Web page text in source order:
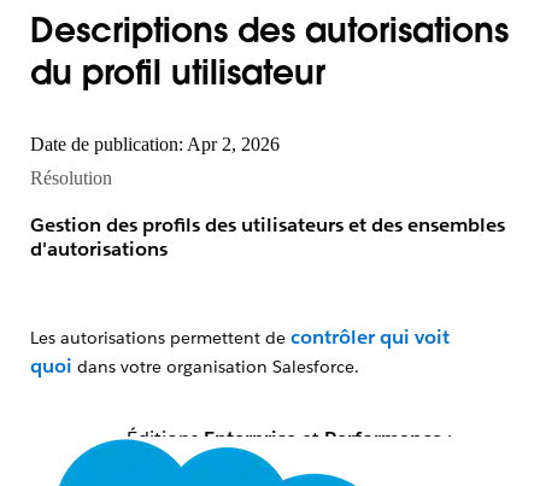
Descriptions des autorisations
du profil utilisateur
Date de publication: Apr 2, 2026
Résolution
Gestion des profils des utilisateurs et des ensembles
d'autorisations
Les autorisations permettent de contrôler qui voit
quoi dans votre organisation Salesforce.
Éditions Enterprise et Performance :
permettent d'utiliser un